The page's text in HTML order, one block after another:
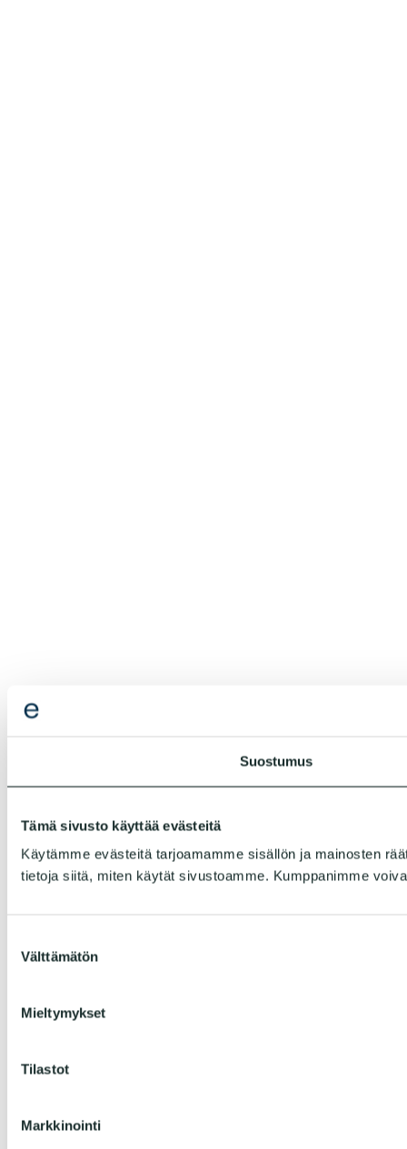
Suostumus
Tämä sivusto käyttää evästeitä
Käytämme evästeitä tarjoamamme sisällön ja mainosten
tietoja siitä, miten käytät sivustoamme. Kumppanimme
valinta
Välttämätön
Mieltymykset
Tilastot
Markkinointi